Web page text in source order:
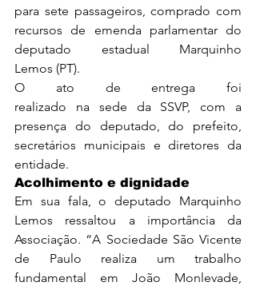
para sete passageiros, comprado com
recursos de emenda parlamentar do
deputado estadual Marquinho
Lemos (PT).
O ato de entrega foi
realizado na sede da SSVP, com a
presença do deputado, do prefeito,
secretários municipais e diretores da
entidade.
Acolhimento e dignidade
Em sua fala, o deputado Marquinho
Lemos ressaltou a importância da
Associação. “A Sociedade São Vicente
de Paulo realiza um trabalho
fundamental em João Monlevade,